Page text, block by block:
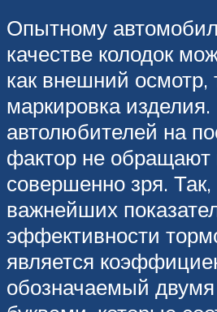
Опытному
качестве колодок
как внешний осмотр,
маркировка
автолюбителей на
фактор не обращают
совершенно зря.
важнейших
эффективности
является
обозначаемый